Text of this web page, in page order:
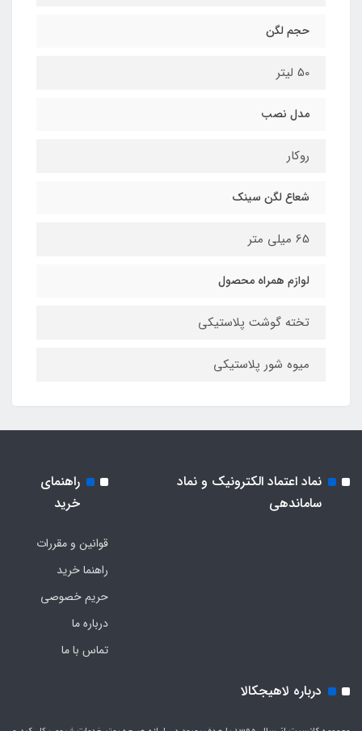
حجم لگن
50 لیتر
مدل نصب
روکار
شعاع لگن سینک
65 میلی متر
لوازم همراه محصول
تخته گوشت پلاستیکی
میوه شور پلاستیکی
نماد اعتماد الکترونیک و نماد
ساماندهی
راهنمای
خرید
قوانین و مقررات
راهنما خرید
حریم خصوصی
درباره ما
تماس با ما
درباره لاهیجکالا